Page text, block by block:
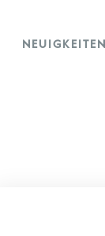
NEUIGKEITEN